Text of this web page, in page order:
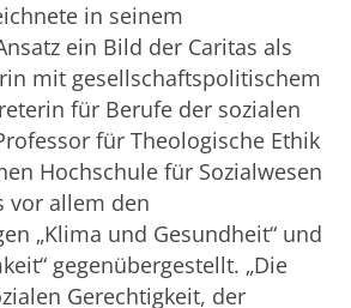
in seinem
ein Bild der Caritas als
mit gesellschaftspolitischem
für Berufe der sozialen
für Theologische Ethik
Hochschule für Sozialwesen
vor allem den
„Klima und Gesundheit“ und
gegenübergestellt. „Die
Gerechtigkeit, der